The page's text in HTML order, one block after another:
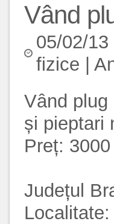
Vând
05/02/
fizice
Vând
și pieptari
Preț:
Județul